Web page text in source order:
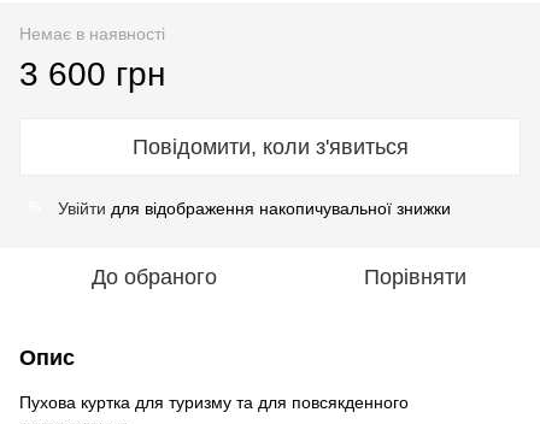
Немає в наявності
3 600 грн
Повідомити, коли з'явиться
Увійти для відображення накопичувальної знижки
До обраного Порівняти
Опис
Пухова куртка для туризму та для повсякденного